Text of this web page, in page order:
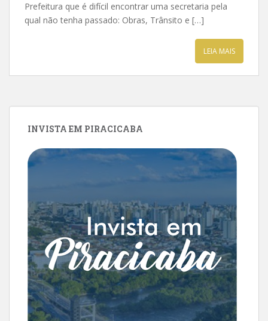
Prefeitura que é difícil encontrar uma secretaria pela
qual não tenha passado: Obras, Trânsito e […]
LEIA MAIS
INVISTA EM PIRACICABA